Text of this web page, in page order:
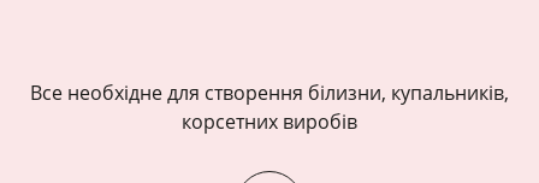
Все необхідне для створення білизни, купальників,
корсетних виробів